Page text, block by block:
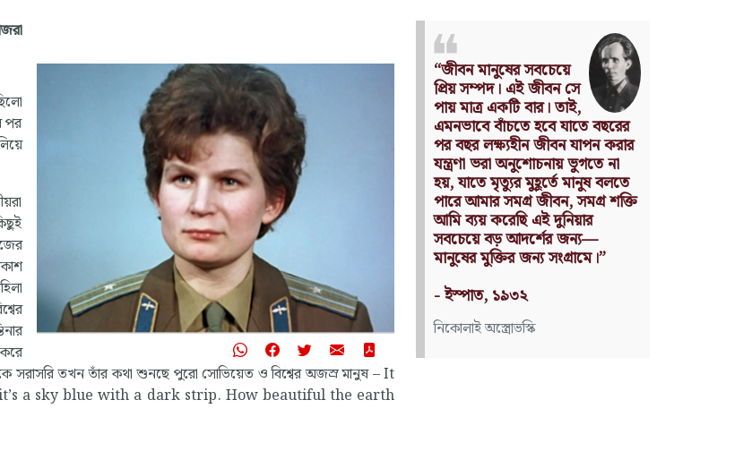
পর
সরাসরি তখন তাঁর কথা শুনছে পুরো সোভিয়েত ও বিশ্বের অজস্র মানুষ – It
a sky blue with a dark strip. How beautiful the earth
Nothing can have value
without being an object of
utility.
Source: Das Kapital
(Volume I, Chapter 1)
কার্ল মার্কস